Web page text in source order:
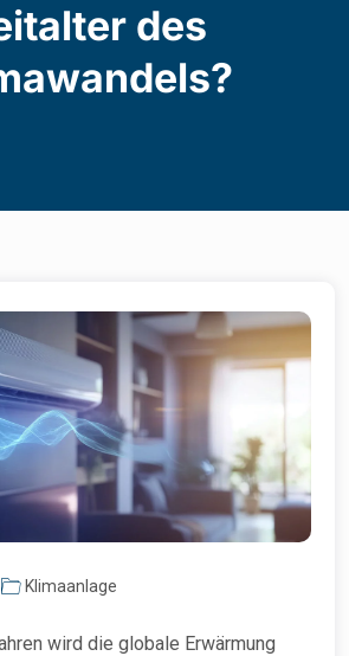
des
Klimaanlage
wird die globale Erwärmung